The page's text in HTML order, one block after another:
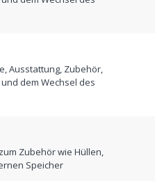
Ausstattung, Zubehör,
dem Wechsel des
Zubehör wie Hüllen,
Speicher